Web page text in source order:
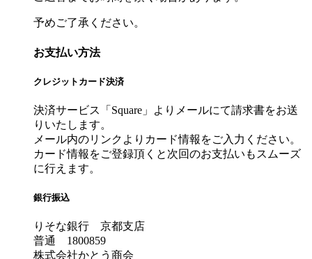
予めご了承ください。
お支払い方法
クレジットカード決済
決済サービス「Square」よりメールにて請求書をお送
りいたします。
メール内のリンクよりカード情報をご入力ください。
カード情報をご登録頂くと次回のお支払いもスムーズ
に行えます。
銀行振込
りそな銀行 京都支店
普通 1800859
株式会社かとう商会